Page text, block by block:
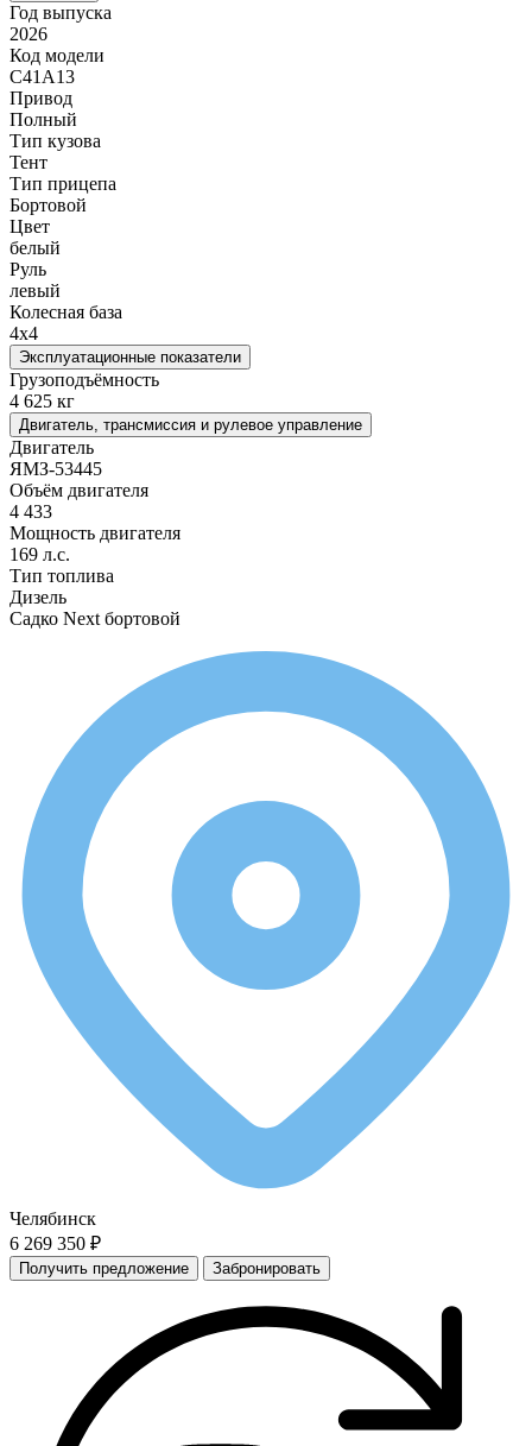
Год выпуска
2026
Код модели
C41A13
Привод
Полный
Тип кузова
Тент
Тип прицепа
Бортовой
Цвет
белый
Руль
левый
Колесная база
4x4
Эксплуатационные показатели
Грузоподъёмность
4 625 кг
Двигатель, трансмиссия и рулевое управление
Двигатель
ЯМЗ-53445
Объём двигателя
4 433
Мощность двигателя
169 л.с.
Тип топлива
Дизель
Садко Next бортовой
Челябинск
6 269 350 ₽
Получить предложение Забронировать